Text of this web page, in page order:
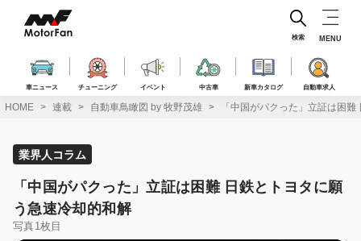
ス
車ニュース チューニング イベント 中古車 新車カタログ 自動車求人
検索 MENU
HOME 連載 自動車鳥瞰図 by 牧野茂雄 「中国がパクった」立証は困
業界人コラム
「中国がパクった」立証は困難 日鉄とトヨタに願
う急速冷却的和解
写真1枚目